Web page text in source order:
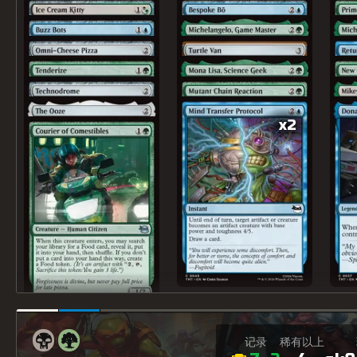
x2
记录 稀有以上